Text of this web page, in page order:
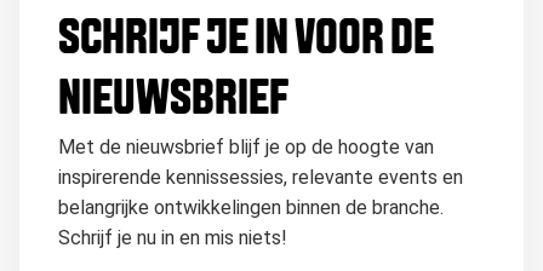
SCHRIJF JE IN VOOR DE
NIEUWSBRIEF
Met de nieuwsbrief blijf je op de hoogte van
inspirerende kennissessies, relevante events en
belangrijke ontwikkelingen binnen de branche.
Schrijf je nu in en mis niets!